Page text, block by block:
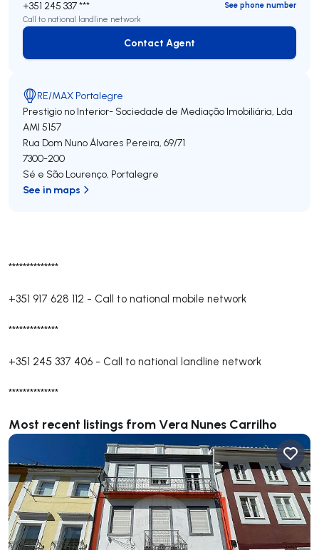
**************
+351 917 628 112 - Call to national mobile network
**************
+351 245 337 406 - Call to national landline network
**************
Most recent listings from Vera Nunes Carrilho
+351 245 337 ***
See phone number
Call to national landline network
Contact Agent
Contact Agent
RE/MAX Portalegre
Prestigio no Interior- Sociedade de Mediação Imobiliária, Lda
AMI 5157
Rua Dom Nuno Álvares Pereira, 69/71
7300-200
Sé e São Lourenço, Portalegre
See in maps